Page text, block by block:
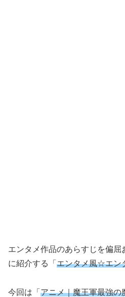
エンタメ作品のあらすじを偏
に紹介する「 エンタメ風☆エン
今回は「 アニメ｜魔王軍最強の